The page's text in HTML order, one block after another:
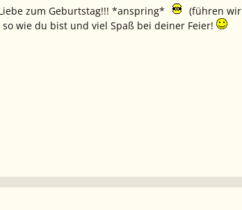
zum Geburtstag!!! *anspring* (führen
wie du bist und viel Spaß bei deiner Feier!